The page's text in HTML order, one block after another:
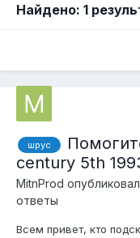
Найдено: 1
шрус
century 5th
MitnProd
ответы
Всем привет, кто